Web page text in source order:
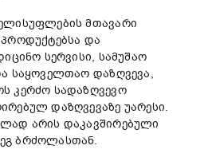
მთავარი
და
სერვისი, სამუშაო
საყოველთაო დაზღვევა,
კერძო სადაზღვევო
დაზღვევაზე უარესი.
არის დაკავშირებული
ბრძოლასთან.